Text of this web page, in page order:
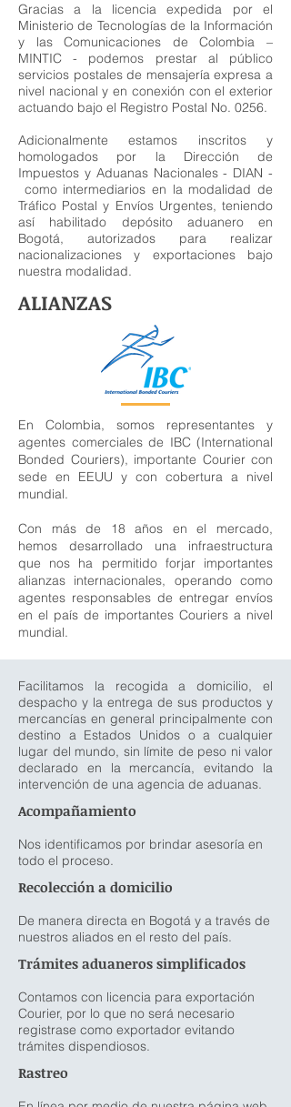
Gracias a la licencia expedida por el
Ministerio de Tecnologías de la Información
y las Comunicaciones de Colombia –
MINTIC - podemos prestar al público
servicios postales de mensajería expresa a
nivel nacional y en conexión con el exterior
actuando bajo el Registro Postal No. 0256.
Adicionalmente estamos inscritos y
homologados por la Dirección de
Impuestos y Aduanas Nacionales - DIAN -
como intermediarios en la modalidad de
Tráfico Postal y Envíos Urgentes, teniendo
así habilitado depósito aduanero en
Bogotá, autorizados para realizar
nacionalizaciones y exportaciones bajo
nuestra modalidad.
ALIANZAS
En Colombia, somos representantes y
agentes comerciales de IBC (International
Bonded Couriers), importante Courier con
sede en EEUU y con cobertura a nivel
mundial.
Con más de 18 años en el mercado,
hemos desarrollado una infraestructura
que nos ha permitido forjar importantes
alianzas internacionales, operando como
agentes responsables de entregar envíos
en el país de importantes Couriers a nivel
mundial.
Facilitamos la recogida a domicilio, el
despacho y la entrega de sus productos y
mercancías en general principalmente con
destino a Estados Unidos o a cualquier
lugar del mundo, sin límite de peso ni valor
declarado en la mercancía, evitando la
intervención de una agencia de aduanas.
Acompañamiento
Nos identificamos por brindar asesoría en
todo el proceso.
Recolección a domicilio
De manera directa en Bogotá y a través de
nuestros aliados en el resto del país.
Trámites aduaneros simplificados
Contamos con licencia para exportación
Courier, por lo que no será necesario
registrase como exportador evitando
trámites dispendiosos.
Rastreo